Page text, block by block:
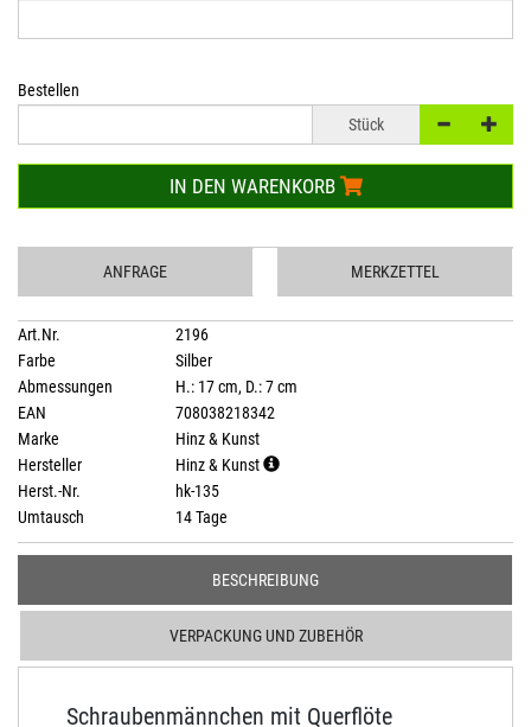
Bestellen
Stück
IN DEN WARENKORB
ANFRAGE MERKZETTEL
Art.Nr.
2196
Farbe
Silber
Abmessungen
H.: 17 cm, D.: 7 cm
EAN
708038218342
Marke
Hinz & Kunst
Hersteller
Hinz & Kunst
Herst.-Nr.
hk-135
Umtausch
14 Tage
BESCHREIBUNG
VERPACKUNG UND ZUBEHÖR
Schraubenmännchen mit Querflöte